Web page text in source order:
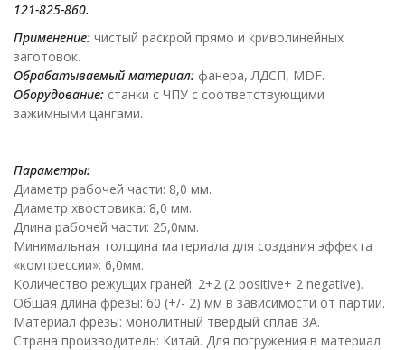
121-825-860.
Применение: чистый раскрой прямо и криволинейных
заготовок.
Обрабатываемый материал: фанера, ЛДСП, MDF.
Оборудование: станки с ЧПУ с соответствующими
зажимными цангами.
Параметры:
Диаметр рабочей части: 8,0 мм.
Диаметр хвостовика: 8,0 мм.
Длина рабочей части: 25,0мм.
Минимальная толщина материала для создания эффекта
«компрессии»: 6,0мм.
Количество режущих граней: 2+2 (2 positive+ 2 negative).
Общая длина фрезы: 60 (+/- 2) мм в зависимости от партии.
Материал фрезы: монолитный твердый сплав 3А.
Страна производитель: Китай. Для погружения в материал